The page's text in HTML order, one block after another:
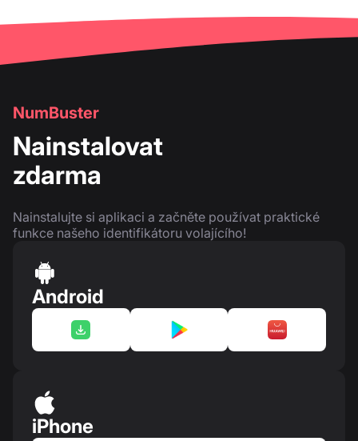
NumBuster
Nainstalovat
zdarma
Nainstalujte si aplikaci a začněte používat praktické
funkce našeho identifikátoru volajícího!
Android
iPhone